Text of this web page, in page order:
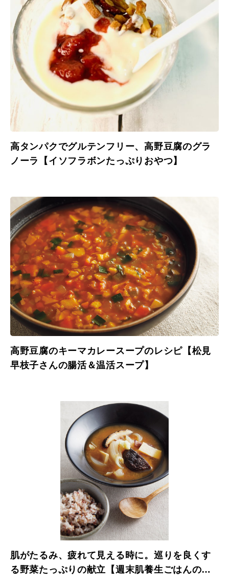
高タンパクでグルテンフリー、高野豆腐のグラ
ノーラ【イソフラボンたっぷりおやつ】
高野豆腐のキーマカレースープのレシピ【松見
早枝子さんの腸活＆温活スープ】
肌がたるみ、疲れて見える時に。巡りを良くす
る野菜たっぷりの献立【週末肌養生ごはんのレ